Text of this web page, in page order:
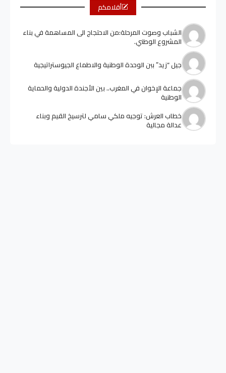
أقلامكم
الشباب وصوت المرحلة:من الاحتجاج الى المساهمة في بناء
المشروع الوطني.
جيل “زيد” ببن الوحدة الوطنية والاطماع الجيوستراتيجية
جماعة الإخوان في المغرب.. بين الأجندة الدولية والحماية
الوطنية
خطاب العرش: توجيه ملكي سامي لترسيخ القيم وبناء
عدالة مجالية